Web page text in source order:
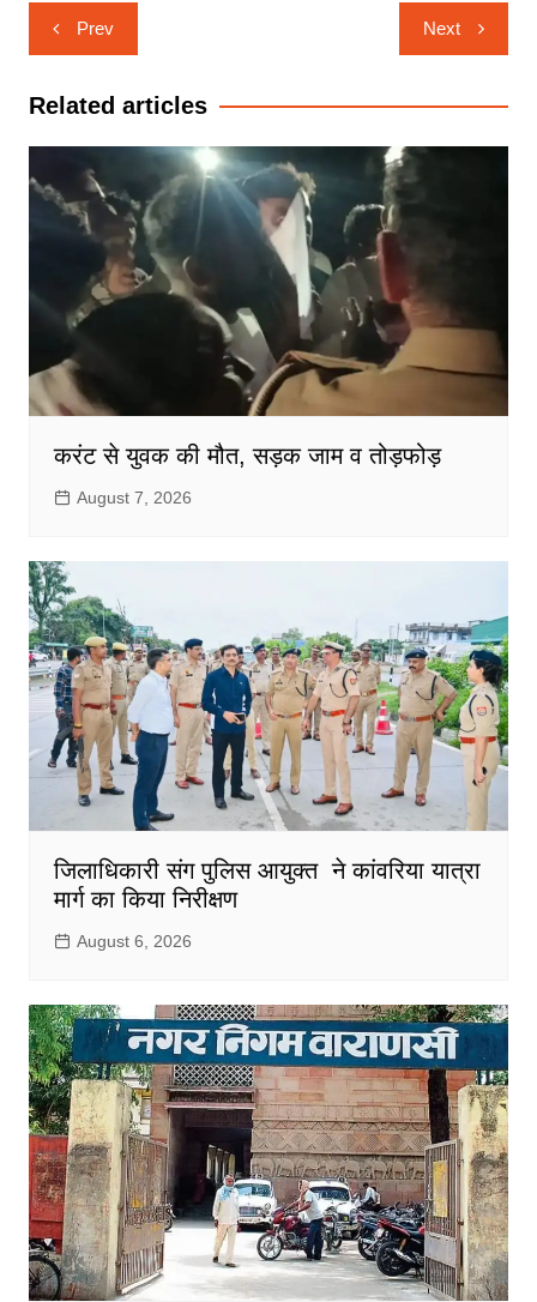
Post
navigation
Prev Next
Related articles
करंट से युवक की मौत, सड़क जाम व तोड़फोड़
August 7, 2026
जिलाधिकारी संग पुलिस आयुक्त ने कांवरिया यात्रा
मार्ग का किया निरीक्षण
August 6, 2026